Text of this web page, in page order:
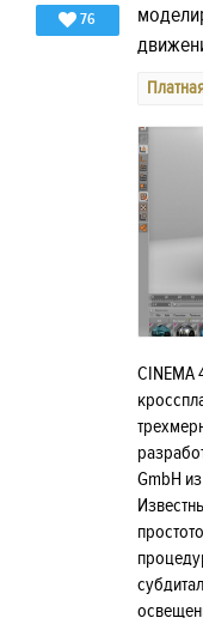
76
CINEMA
GmbH